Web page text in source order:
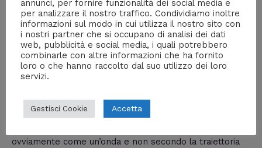
non si trova mai in un punto preciso dello spazio, ma
esiste in uno stato probabilistico astratto descritto
ovviamente come un’onda e non secondo la traiettoria
annunci, per fornire funzionalità dei social media e
per analizzare il nostro traffico. Condividiamo inoltre
informazioni sul modo in cui utilizza il nostro sito con
i nostri partner che si occupano di analisi dei dati
web, pubblicità e social media, i quali potrebbero
combinarle con altre informazioni che ha fornito
loro o che hanno raccolto dal suo utilizzo dei loro
servizi.
Gestisci Cookie Accetta